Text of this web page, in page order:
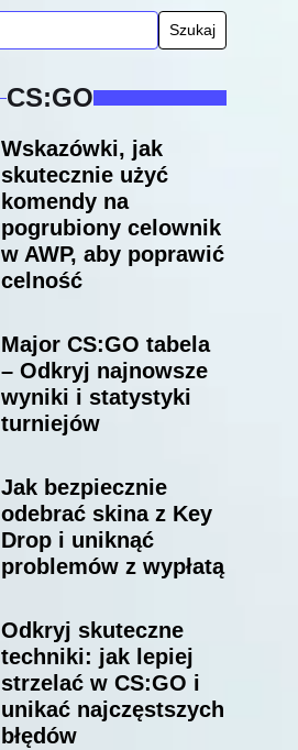
CS:GO
Wskazówki, jak
skutecznie użyć
komendy na
pogrubiony celownik
w AWP, aby poprawić
celność
Major CS:GO tabela
– Odkryj najnowsze
wyniki i statystyki
turniejów
Jak bezpiecznie
odebrać skina z Key
Drop i uniknąć
problemów z wypłatą
Odkryj skuteczne
techniki: jak lepiej
strzelać w CS:GO i
unikać najczęstszych
błędów